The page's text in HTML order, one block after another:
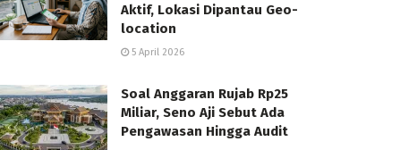
Aktif, Lokasi Dipantau Geo-
location
5 April 2026
Soal Anggaran Rujab Rp25
Miliar, Seno Aji Sebut Ada
Pengawasan Hingga Audit